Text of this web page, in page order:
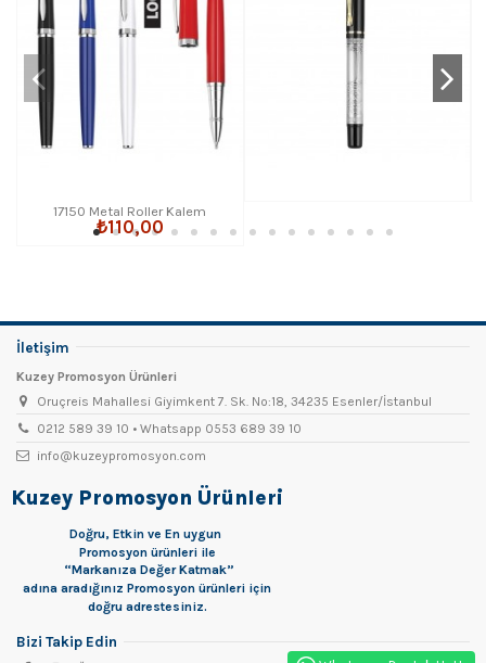
17150 Metal Roller Kalem
₺110,00
İletişim
Kuzey Promosyon Ürünleri
Oruçreis Mahallesi Giyimkent 7. Sk. No:18, 34235 Esenler/İstanbul
0212 589 39 10 • Whatsapp 0553 689 39 10
info@kuzeypromosyon.com
Kuzey Promosyon Ürünleri
Doğru, Etkin ve En uygun
Promosyon ürünleri ile
“Markanıza Değer Katmak”
adına aradığınız Promosyon ürünleri için
doğru adrestesiniz.
Bizi Takip Edin